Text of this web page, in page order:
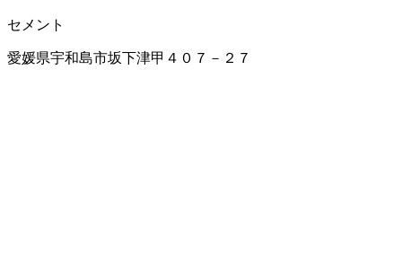
セメント
愛媛県宇和島市坂下津甲４０７－２７